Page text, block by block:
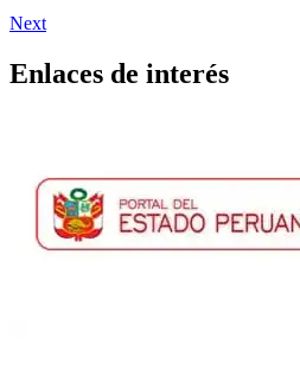
Next
Enlaces de interés